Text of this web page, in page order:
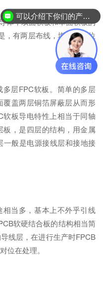
体，双面软板和单面软板的
，有两层布线，增加了单位
层FPC软板。简单的多层
盖两层铜箔屏蔽层从而形
板导电特性上相当于同轴
，是四层的结构，用金属
般是电源接线层和接地接
当多，基本上不外乎引线
软硬结合板的结构相当简
线层，在进行生产时FPCB
位在处理。
可以介绍下你们的产品么？